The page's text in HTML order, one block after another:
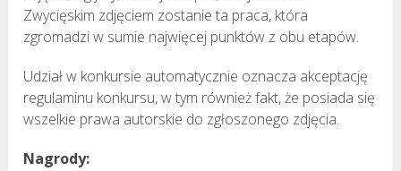
Zwycięskim zdjęciem zostanie ta praca, która
zgromadzi w sumie najwięcej punktów z obu etapów.
Udział w konkursie automatycznie oznacza akceptację
regulaminu konkursu, w tym również fakt, że posiada się
wszelkie prawa autorskie do zgłoszonego zdjęcia.
Nagrody: